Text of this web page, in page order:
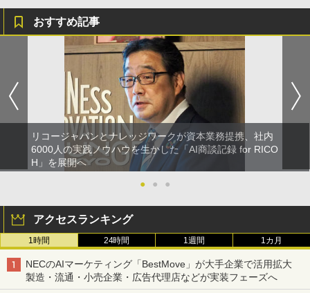
おすすめ記事
リコージャパンとナレッジワークが資本業務提携、社内
6000人の実践ノウハウを生かした「AI商談記録 for RICO
H」を展開へ
●
● ●
アクセスランキング
1時間 24時間 1週間 1カ月
NECのAIマーケティング「BestMove」が大手企業で活用拡大
製造・流通・小売企業・広告代理店などが実装フェーズへ